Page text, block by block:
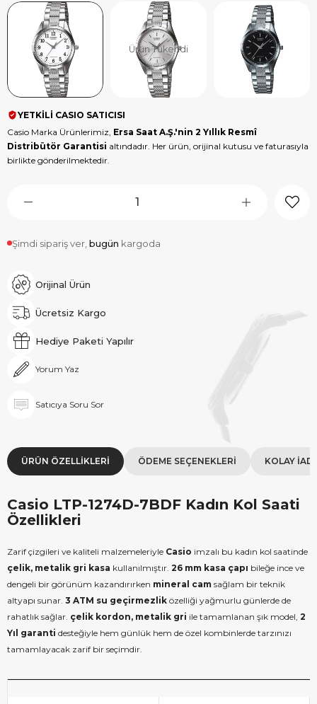
Ürün Tükendi
YETKİLİ CASIO SATICISI
Casio Marka Ürünlerimiz, Ersa Saat A.Ş.'nin 2 Yıllık Resmî
Distribütör Garantisi altındadır. Her ürün, orijinal kutusu ve faturasıyla
birlikte gönderilmektedir.
Şimdi sipariş ver, bugün kargoda
Orijinal Ürün
Ücretsiz Kargo
Hediye Paketi Yapılır
Yorum Yaz
Satıcıya Soru Sor
ÜRÜN ÖZELLIKLERI ÖDEME SEÇENEKLERI KOLAY
Casio LTP-1274D-7BDF Kadın Kol Saati
Özellikleri
Zarif çizgileri ve kaliteli malzemeleriyle Casio imzalı bu kadın kol saatinde
çelik, metalik gri kasa kullanılmıştır. 26 mm kasa çapı bileğe ince ve
dengeli bir görünüm kazandırırken mineral cam sağlam bir teknik
altyapı sunar. 3 ATM su geçirmezlik özelliği yağmurlu günlerde de
rahatlık sağlar. çelik kordon, metalik gri ile tamamlanan şık model, 2
Yıl garanti desteğiyle hem günlük hem de özel kombinlerde tarzınızı
tamamlayacak zarif bir seçimdir.